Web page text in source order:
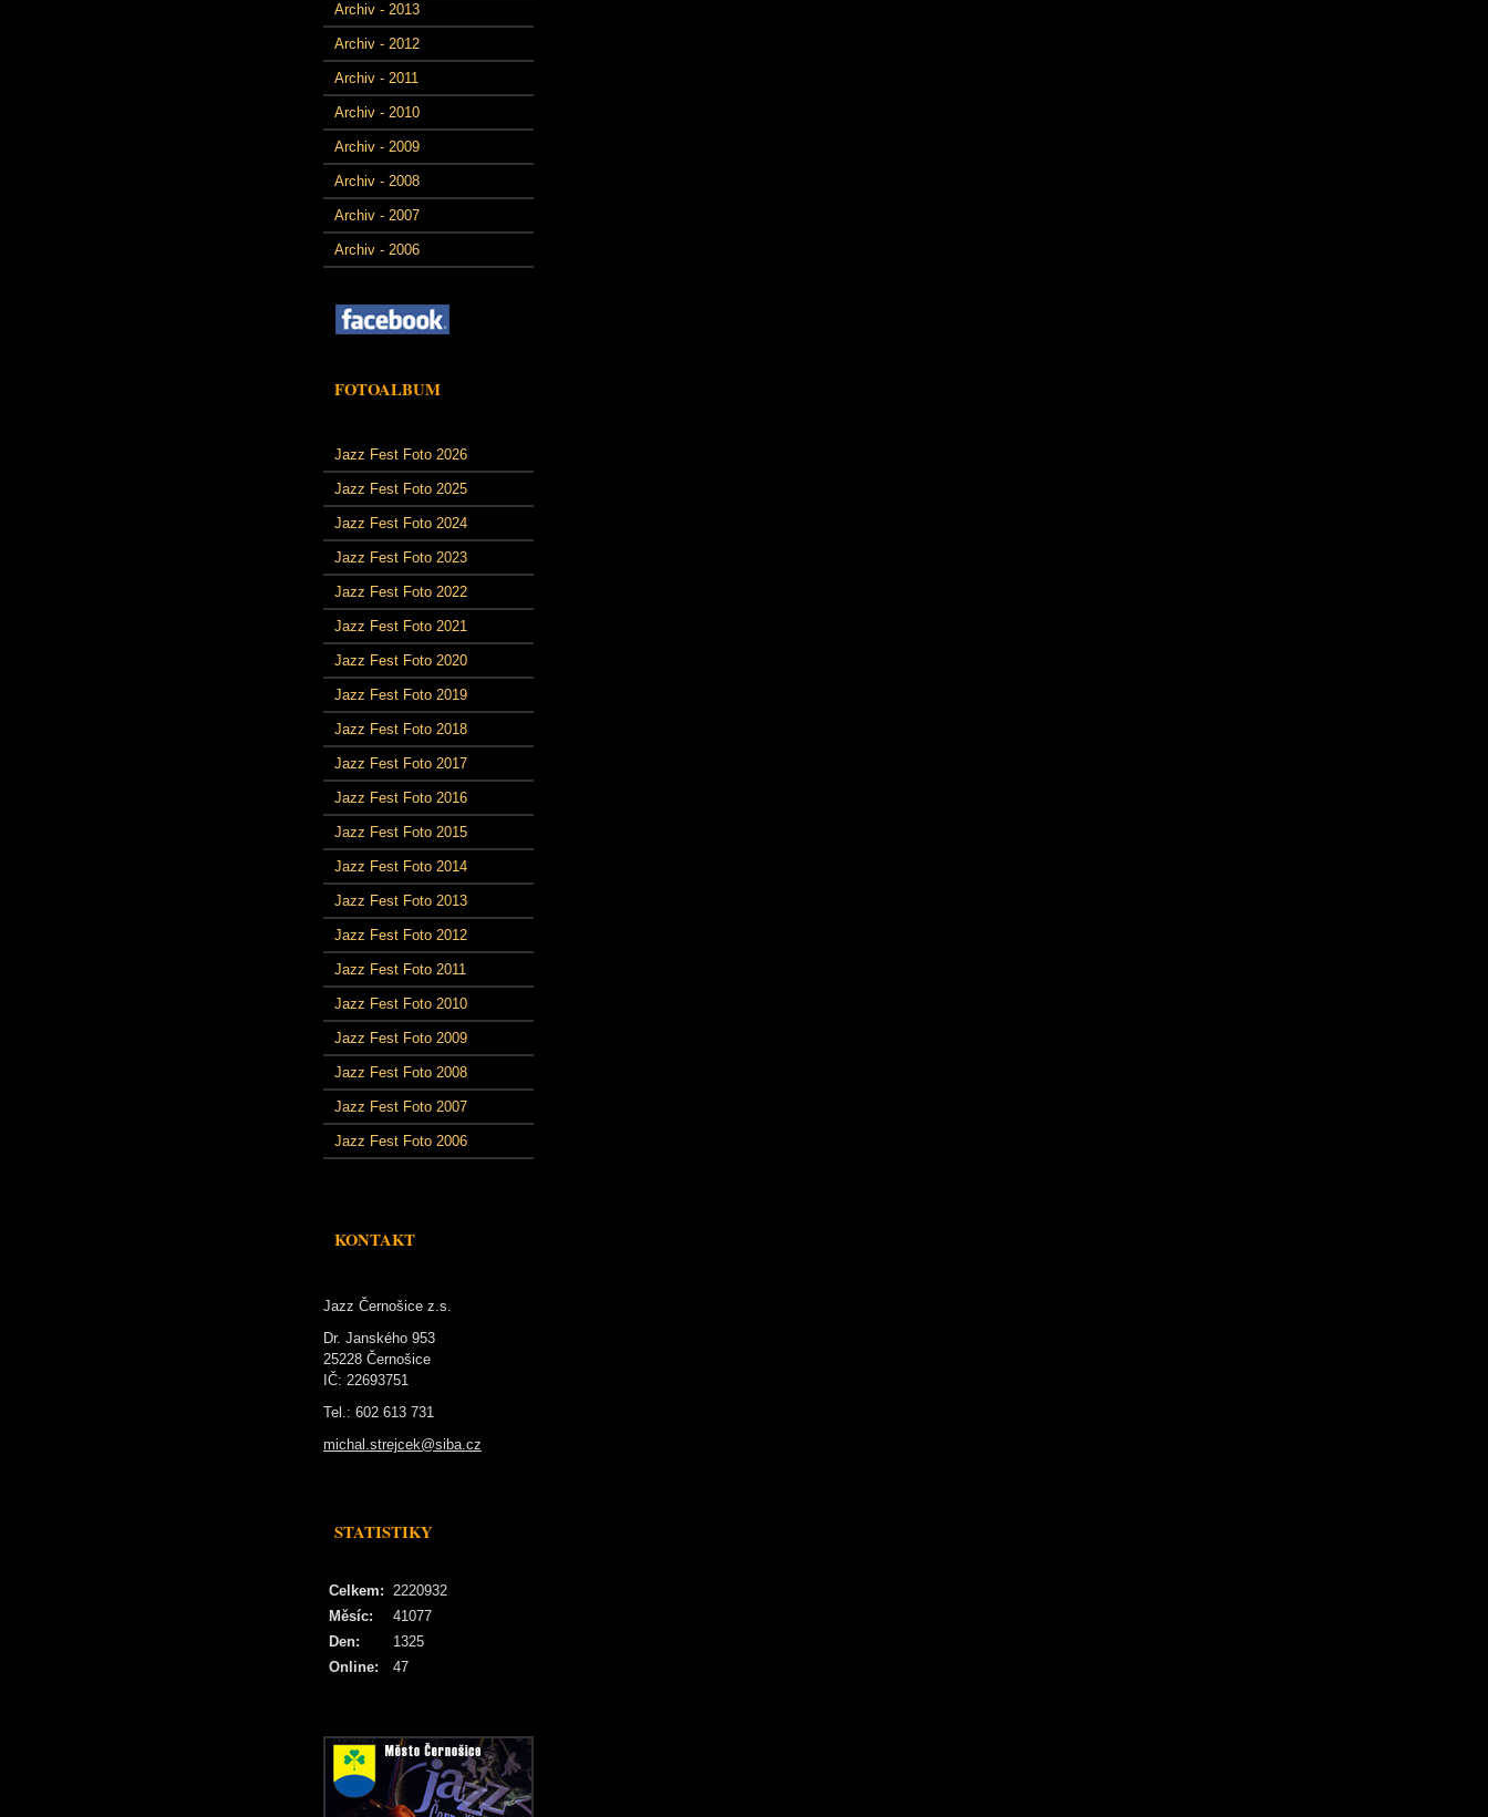
Archiv - 2013
Archiv - 2012
Archiv - 2011
Archiv - 2010
Archiv - 2009
Archiv - 2008
Archiv - 2007
Archiv - 2006
FOTOALBUM
Jazz Fest Foto 2026
Jazz Fest Foto 2025
Jazz Fest Foto 2024
Jazz Fest Foto 2023
Jazz Fest Foto 2022
Jazz Fest Foto 2021
Jazz Fest Foto 2020
Jazz Fest Foto 2019
Jazz Fest Foto 2018
Jazz Fest Foto 2017
Jazz Fest Foto 2016
Jazz Fest Foto 2015
Jazz Fest Foto 2014
Jazz Fest Foto 2013
Jazz Fest Foto 2012
Jazz Fest Foto 2011
Jazz Fest Foto 2010
Jazz Fest Foto 2009
Jazz Fest Foto 2008
Jazz Fest Foto 2007
Jazz Fest Foto 2006
KONTAKT
Jazz Černošice z.s.
Dr. Janského 953
25228 Černošice
IČ: 22693751
Tel.: 602 613 731
michal.strejcek@siba.cz
STATISTIKY
Online: 47
Celkem: 2220932
Měsíc:
41077
Den:
1325